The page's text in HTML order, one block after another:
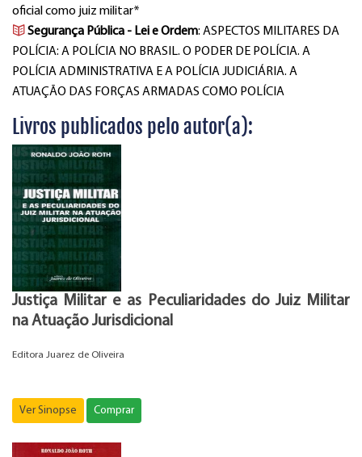
oficial como juiz militar*
Segurança Pública - Lei e Ordem: ASPECTOS MILITARES DA
POLÍCIA: A POLÍCIA NO BRASIL. O PODER DE POLÍCIA. A
POLÍCIA ADMINISTRATIVA E A POLÍCIA JUDICIÁRIA. A
ATUAÇÃO DAS FORÇAS ARMADAS COMO POLÍCIA
Livros publicados pelo autor(a):
Justiça Militar e as Peculiaridades do Juiz Militar
na Atuação Jurisdicional
Editora Juarez de Oliveira
Ver Sinopse Comprar